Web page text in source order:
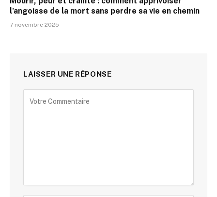
l’angoisse de la mort sans perdre sa vie en chemin
7 novembre 2025
LAISSER UNE RÉPONSE